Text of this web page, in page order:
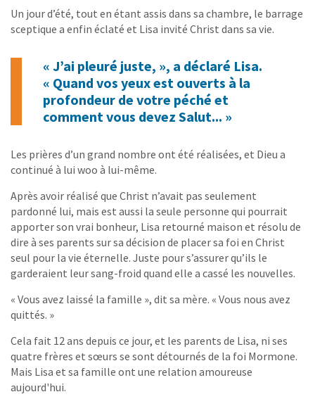
Un jour d’été, tout en étant assis dans sa chambre, le barrage
sceptique a enfin éclaté et Lisa invité Christ dans sa vie.
« J’ai pleuré juste, », a déclaré Lisa.
« Quand vos yeux est ouverts à la
profondeur de votre péché et
comment vous devez Salut... »
Les prières d’un grand nombre ont été réalisées, et Dieu a
continué à lui woo à lui-même.
Après avoir réalisé que Christ n’avait pas seulement
pardonné lui, mais est aussi la seule personne qui pourrait
apporter son vrai bonheur, Lisa retourné maison et résolu de
dire à ses parents sur sa décision de placer sa foi en Christ
seul pour la vie éternelle. Juste pour s’assurer qu’ils le
garderaient leur sang-froid quand elle a cassé les nouvelles.
« Vous avez laissé la famille », dit sa mère. « Vous nous avez
quittés. »
Cela fait 12 ans depuis ce jour, et les parents de Lisa, ni ses
quatre frères et sœurs se sont détournés de la foi Mormone.
Mais Lisa et sa famille ont une relation amoureuse
aujourd'hui.